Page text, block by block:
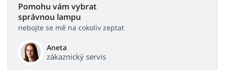
Pomohu vám vybrat
správnou lampu
nebojte se mě na cokoliv zeptat
Aneta
zákaznický servis